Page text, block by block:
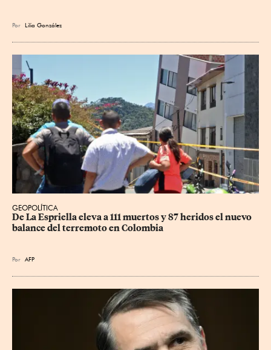
Por Lilia González
GEOPOLÍTICA
De La Espriella eleva a 111 muertos y 87 heridos el nuevo
balance del terremoto en Colombia
Por AFP